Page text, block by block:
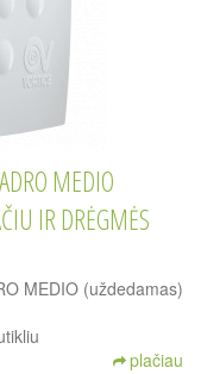
MEDIO
IR DRĖGMĖS
MEDIO (uždedamas)
plačiau